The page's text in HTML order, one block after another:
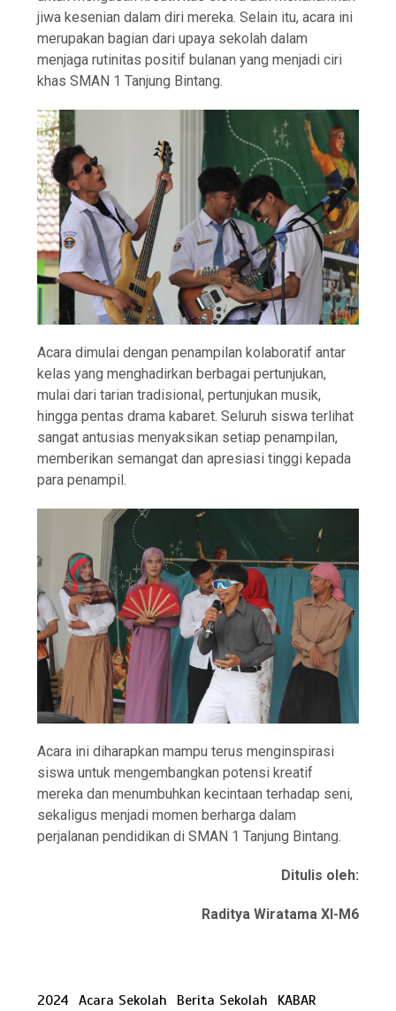
jiwa kesenian dalam diri mereka. Selain itu, acara ini
merupakan bagian dari upaya sekolah dalam
menjaga rutinitas positif bulanan yang menjadi ciri
khas SMAN 1 Tanjung Bintang.
Acara dimulai dengan penampilan kolaboratif antar
kelas yang menghadirkan berbagai pertunjukan,
mulai dari tarian tradisional, pertunjukan musik,
hingga pentas drama kabaret. Seluruh siswa terlihat
sangat antusias menyaksikan setiap penampilan,
memberikan semangat dan apresiasi tinggi kepada
para penampil.
Acara ini diharapkan mampu terus menginspirasi
siswa untuk mengembangkan potensi kreatif
mereka dan menumbuhkan kecintaan terhadap seni,
sekaligus menjadi momen berharga dalam
perjalanan pendidikan di SMAN 1 Tanjung Bintang.
Ditulis oleh:
Raditya Wiratama XI-M6
2024 Acara Sekolah Berita Sekolah
KABAR